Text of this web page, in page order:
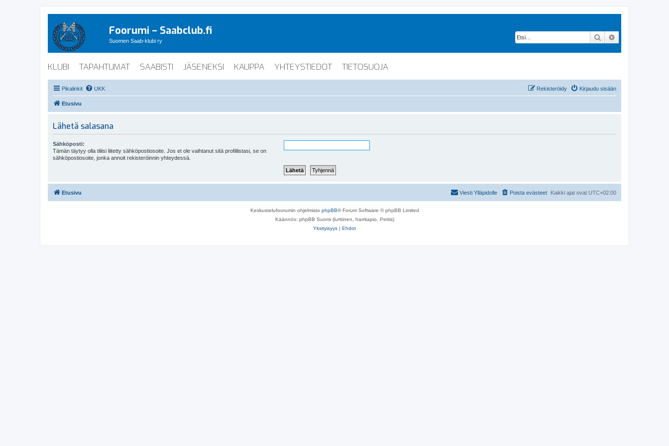
Foorumi – Saabclub.fi
Suomen Saab-klubi ry Etsi
KLUBI TAPAHTUMAT SAABISTI JÄSENEKSI KAUPPA YHTEYSTIEDOT TIETOSUOJA
Pikalinkit UKK Kirjaudu sisään
Rekisteröidy
Etusivu
Lähetä salasana
Sähköposti:
Tämän täytyy olla tiliisi liitetty sähköpostiosoite. Jos et ole vaihtanut sitä profiilistasi, se on
sähköpostiosoite, jonka annoit rekisteröinnin yhteydessä.
Etusivu Kaikki ajat ovat UTC+02:00
Poista evästeet
Viesti Ylläpidolle
Keskustelufoorumin ohjelmisto phpBB® Forum Software © phpBB Limited
Käännös: phpBB Suomi (lurttinen, harritapio, Pettis)
Yksityisyys | Ehdot